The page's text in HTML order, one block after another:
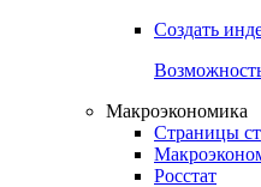
Создать
Макроэкономика
Страницы
Росстат